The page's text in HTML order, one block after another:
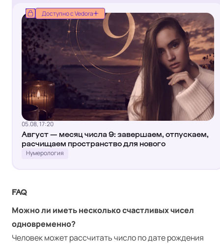
Доступно с Vedora
05.08, 17:20
Август — месяц числа 9: завершаем, отпускаем,
расчищаем пространство для нового
Нумерология
FAQ
Можно ли иметь несколько счастливых чисел
одновременно?
Человек может рассчитать число по дате рождения